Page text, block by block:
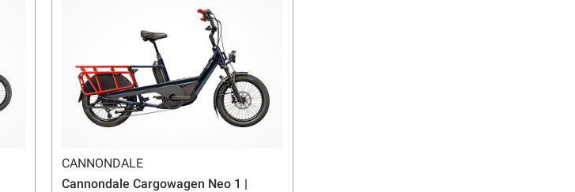
CANNONDALE
Cannondale Cargowagen Neo 1 |